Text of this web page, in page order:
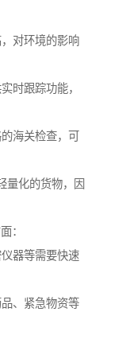
对环境的影响
时跟踪功能，
海关检查，可
量化的货物，因
：
器等需要快速
、紧急物资等